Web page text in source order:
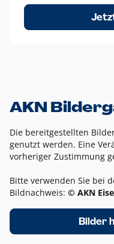
Um das Logo herum
Höhe bzw. Breite des N
AKN
Die bereitgestellten
genutzt werden. Eine
vorheriger Zustimmung
Bitte verwenden Sie bei
Bildnachweis: © AKN
Bilder